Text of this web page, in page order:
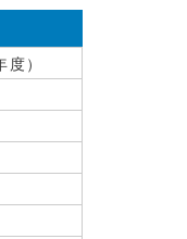
度）